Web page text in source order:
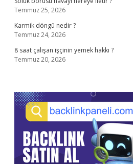
Temmuz 25, 2026
Karmik döngü nedir ?
Temmuz 24, 2026
8 saat çalışan işçinin yemek hakkı ?
Temmuz 20, 2026